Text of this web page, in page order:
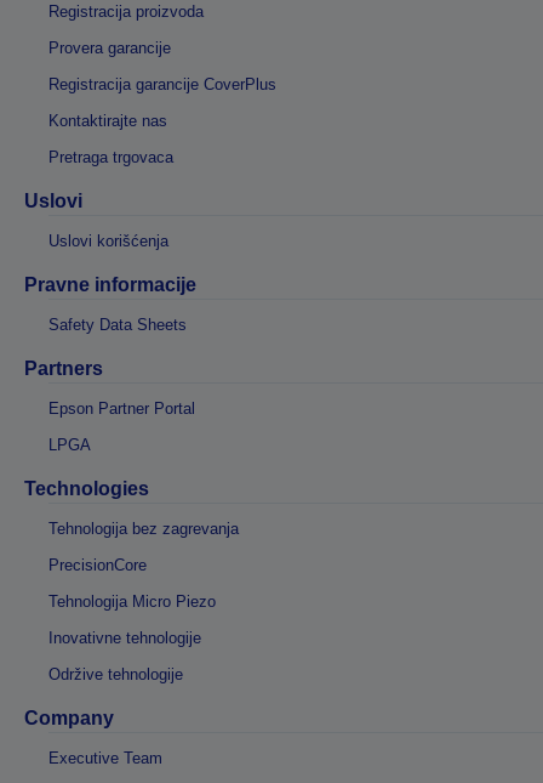
Registracija proizvoda
Provera garancije
Registracija garancije CoverPlus
Kontaktirajte nas
Pretraga trgovaca
Uslovi
Uslovi korišćenja
Pravne informacije
Safety Data Sheets
Partners
Epson Partner Portal
LPGA
Technologies
Tehnologija bez zagrevanja
PrecisionCore
Tehnologija Micro Piezo
Inovativne tehnologije
Održive tehnologije
Company
Executive Team